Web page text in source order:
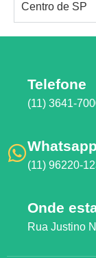
Centro de SP
Telefone
(11) 3641-
Whatsapp
(11) 96220-
Onde
Rua Justino